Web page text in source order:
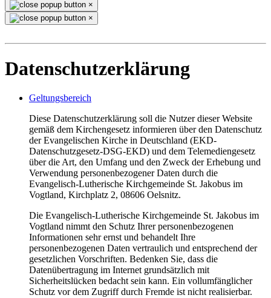
×
×
Datenschutzerklärung
Geltungsbereich
Diese Datenschutzerklärung soll die Nutzer dieser Website
gemäß dem Kirchengesetz informieren über den Datenschutz
der Evangelischen Kirche in Deutschland (EKD-
Datenschutzgesetz-DSG-EKD) und dem Telemediengesetz
über die Art, den Umfang und den Zweck der Erhebung und
Verwendung personenbezogener Daten durch die
Evangelisch-Lutherische Kirchgemeinde St. Jakobus im
Vogtland, Kirchplatz 2, 08606 Oelsnitz.
Die Evangelisch-Lutherische Kirchgemeinde St. Jakobus im
Vogtland nimmt den Schutz Ihrer personenbezogenen
Informationen sehr ernst und behandelt Ihre
personenbezogenen Daten vertraulich und entsprechend der
gesetzlichen Vorschriften. Bedenken Sie, dass die
Datenübertragung im Internet grundsätzlich mit
Sicherheitslücken bedacht sein kann. Ein vollumfänglicher
Schutz vor dem Zugriff durch Fremde ist nicht realisierbar.